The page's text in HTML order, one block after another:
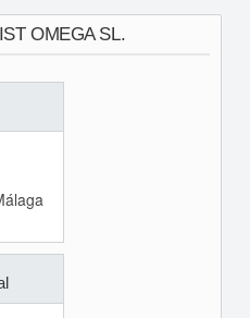
OMEGA SL.